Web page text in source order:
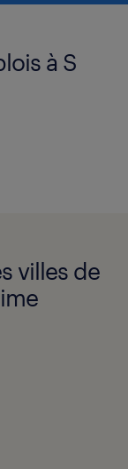
à S
villes de